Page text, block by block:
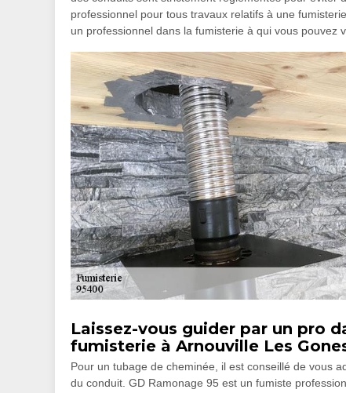
professionnel pour tous travaux relatifs à une
un professionnel dans la fumisterie à qui vous pouvez
Laissez-vous guider par un pro
fumisterie à Arnouville Les
Pour un tubage de cheminée, il est conseillé de vous
du conduit. GD Ramonage 95 est un fumiste